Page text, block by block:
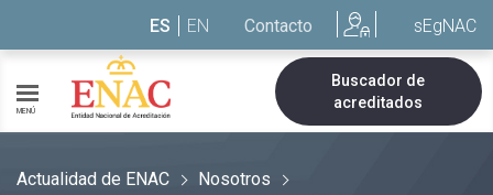
ES EN Contacto sEgNAC
MENÚ
Buscador de
acreditados
Actualidad de ENAC
Nosotros